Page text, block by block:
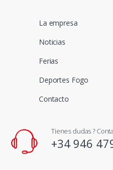
La empresa
Noticias
Ferias
Deportes Fogo
Contacto
Tienes dudas ?
+34 946